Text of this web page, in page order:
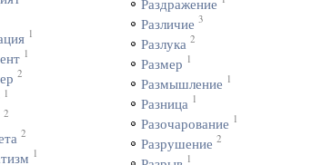
1
1
2
1
2
2
1
Раздражение
Различие 3
Разлука 2
Размер 1
Размышление 1
Разница 1
Разочарование 1
Разрушение 2
1